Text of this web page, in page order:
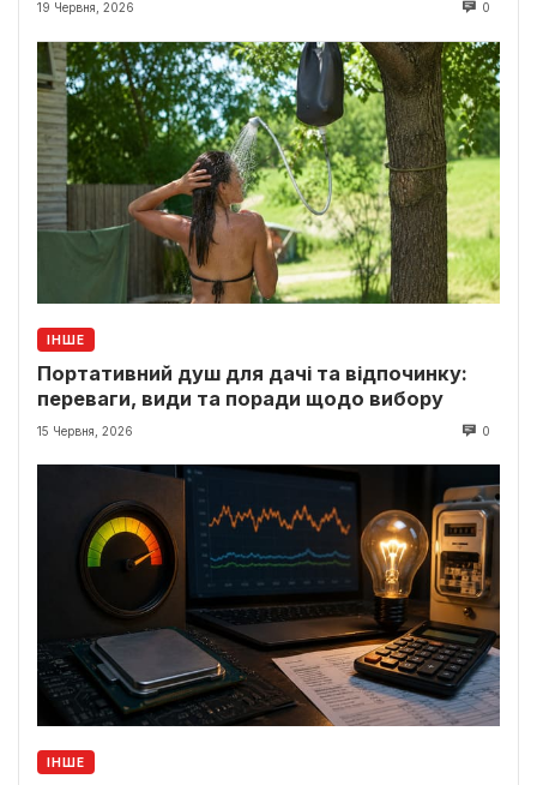
19 Червня, 2026 0
ІНШЕ
Портативний душ для дачі та відпочинку:
переваги, види та поради щодо вибору
15 Червня, 2026 0
ІНШЕ